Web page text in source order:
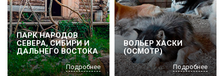
ПАРК НАРОДОВ
СЕВЕРА, СИБИРИ И
ДАЛЬНЕГО ВОСТОКА
Подробнее
ВОЛЬЕР ХАСКИ
(ОСМОТР)
Подробнее